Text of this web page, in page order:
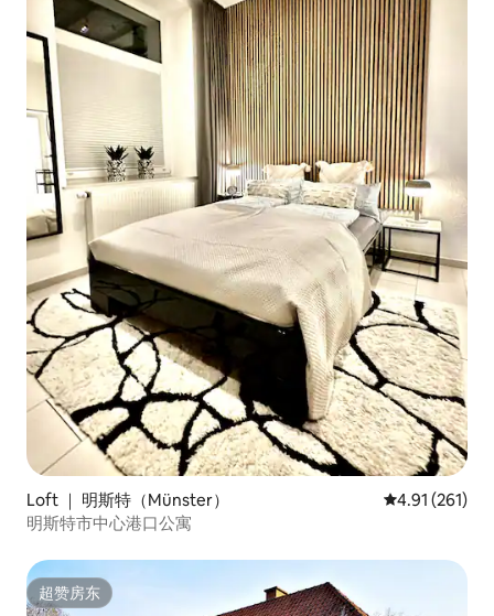
Loft ｜ 明斯特（Münster） 平均评分 4.91
4.91 (261)
明斯特市中心港口公寓
超赞房东
超赞房东